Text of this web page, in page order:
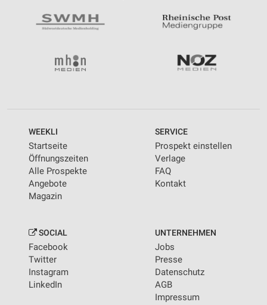
WEEKLI
Startseite
Öffnungszeiten
Alle Prospekte
Angebote
Magazin
SERVICE
Prospekt einstellen
Verlage
FAQ
Kontakt
SOCIAL
Facebook
Twitter
Instagram
LinkedIn
UNTERNEHMEN
Jobs
Presse
Datenschutz
AGB
Impressum